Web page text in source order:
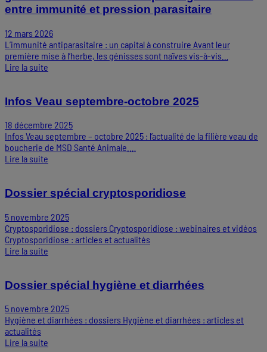
entre immunité et pression parasitaire
12 mars 2026
L’immunité antiparasitaire : un capital à construire Avant leur
première mise à l’herbe, les génisses sont naïves vis-à-vis…
Lire la suite
Infos Veau septembre-octobre 2025
18 décembre 2025
Infos Veau septembre – octobre 2025 : l’actualité de la filière veau de
boucherie de MSD Santé Animale.…
Lire la suite
Dossier spécial cryptosporidiose
5 novembre 2025
Cryptosporidiose : dossiers Cryptosporidiose : webinaires et vidéos
Cryptosporidiose : articles et actualités
Lire la suite
Dossier spécial hygiène et diarrhées
5 novembre 2025
Hygiène et diarrhées : dossiers Hygiène et diarrhées : articles et
actualités
Lire la suite